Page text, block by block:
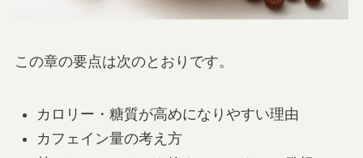
この章の要点は次のとおりです。
カロリー・糖質が高めになりやすい理由
カフェイン量の考え方